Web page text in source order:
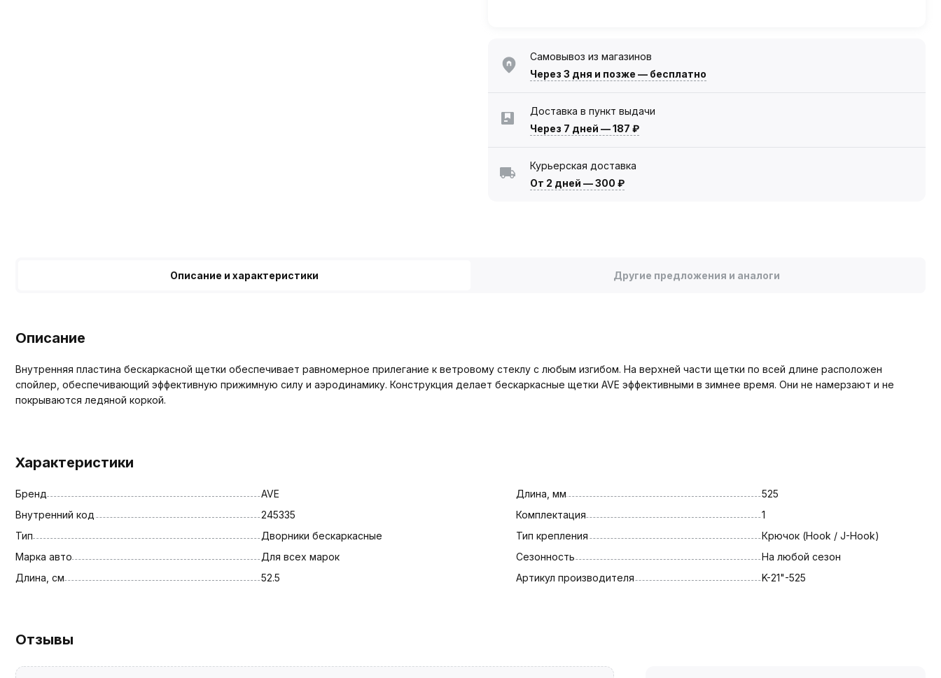
Самовывоз из магазинов
Через 3 дня и позже — бесплатно
Доставка в пункт выдачи
Через 7 дней —187 ₽
Курьерская доставка
От 2 дней —300 ₽
Описание и характеристики Другие предложения и аналоги
Описание
Внутренняя пластина бескаркасной щетки обеспечивает равномерное прилегание к ветровому стеклу с любым изгибом. На верхней части щетки по всей длине расположен
спойлер, обеспечивающий эффективную прижимную силу и аэродинамику. Конструкция делает бескаркасные щетки AVE эффективными в зимнее время. Они не намерзают и не
покрываются ледяной коркой.
Характеристики
Бренд
AVE
Внутренний код
245335
Тип
Дворники бескаркасные
Марка авто
Для всех марок
Длина, см
52.5
Длина, мм
525
Комплектация
1
Тип крепления
Крючок (Hook / J-Hook)
Сезонность
На любой сезон
Артикул производителя
K-21"-525
Отзывы